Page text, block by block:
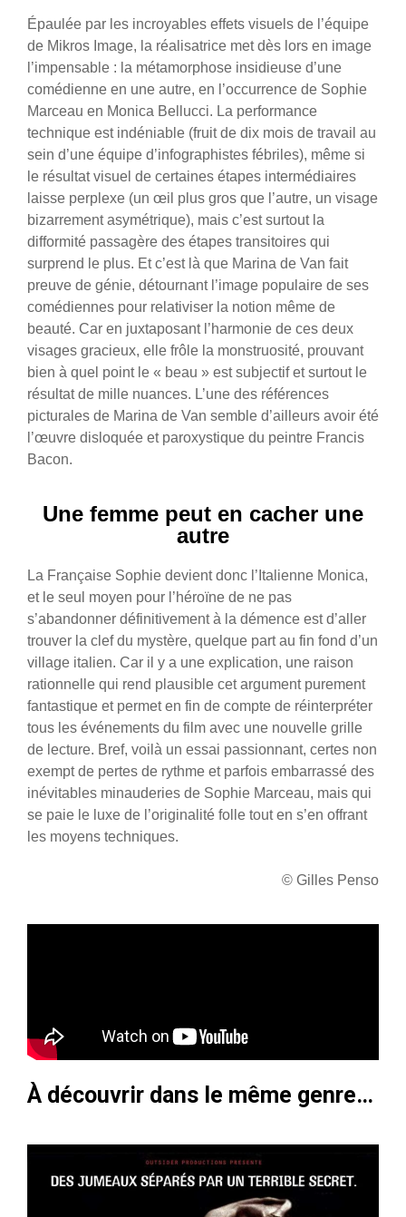
Épaulée par les incroyables effets visuels de l’équipe
de Mikros Image, la réalisatrice met dès lors en image
l’impensable : la métamorphose insidieuse d’une
comédienne en une autre, en l’occurrence de Sophie
Marceau en Monica Bellucci. La performance
technique est indéniable (fruit de dix mois de travail au
sein d’une équipe d’infographistes fébriles), même si
le résultat visuel de certaines étapes intermédiaires
laisse perplexe (un œil plus gros que l’autre, un visage
bizarrement asymétrique), mais c’est surtout la
difformité passagère des étapes transitoires qui
surprend le plus. Et c’est là que Marina de Van fait
preuve de génie, détournant l’image populaire de ses
comédiennes pour relativiser la notion même de
beauté. Car en juxtaposant l’harmonie de ces deux
visages gracieux, elle frôle la monstruosité, prouvant
bien à quel point le « beau » est subjectif et surtout le
résultat de mille nuances. L’une des références
picturales de Marina de Van semble d’ailleurs avoir été
l’œuvre disloquée et paroxystique du peintre Francis
Bacon.
Une femme peut en cacher une
autre
La Française Sophie devient donc l’Italienne Monica,
et le seul moyen pour l’héroïne de ne pas
s’abandonner définitivement à la démence est d’aller
trouver la clef du mystère, quelque part au fin fond d’un
village italien. Car il y a une explication, une raison
rationnelle qui rend plausible cet argument purement
fantastique et permet en fin de compte de réinterpréter
tous les événements du film avec une nouvelle grille
de lecture. Bref, voilà un essai passionnant, certes non
exempt de pertes de rythme et parfois embarrassé des
inévitables minauderies de Sophie Marceau, mais qui
se paie le luxe de l’originalité folle tout en s’en offrant
les moyens techniques.
© Gilles Penso
À découvrir dans le même genre…